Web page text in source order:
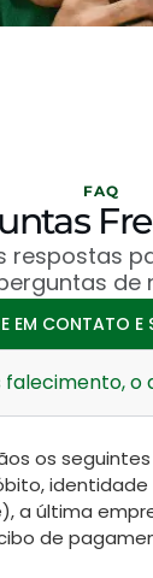
falecimento, o
os
a última
de
FAQ
respostas
de
EM CONTATO E